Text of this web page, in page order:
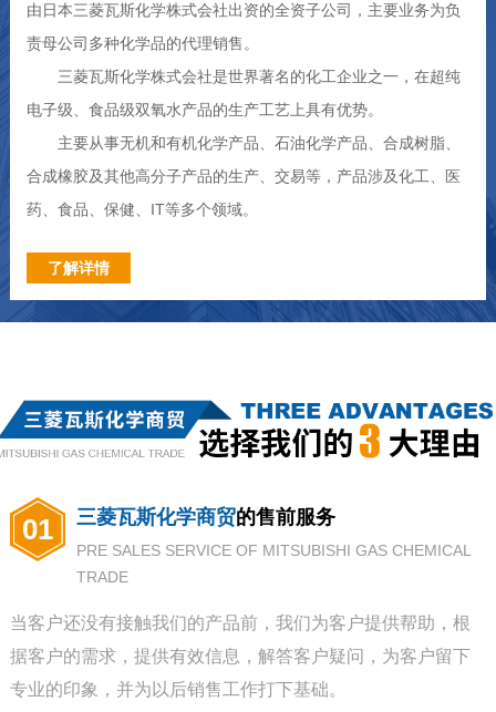
由日本三菱瓦斯化学株式会社出资的全资子公司，主要业务为负
责母公司多种化学品的代理销售。
三菱瓦斯化学株式会社是世界著名的化工企业之一，在超纯
电子级、食品级双氧水产品的生产工艺上具有优势。
主要从事无机和有机化学产品、石油化学产品、合成树脂、
合成橡胶及其他高分子产品的生产、交易等，产品涉及化工、医
药、食品、保健、IT等多个领域。
了解详情
01 三菱瓦斯化学商贸的售前服务
PRE SALES SERVICE OF MITSUBISHI GAS CHEMICAL
TRADE
当客户还没有接触我们的产品前，我们为客户提供帮助，根
据客户的需求，提供有效信息，解答客户疑问，为客户留下
专业的印象，并为以后销售工作打下基础。